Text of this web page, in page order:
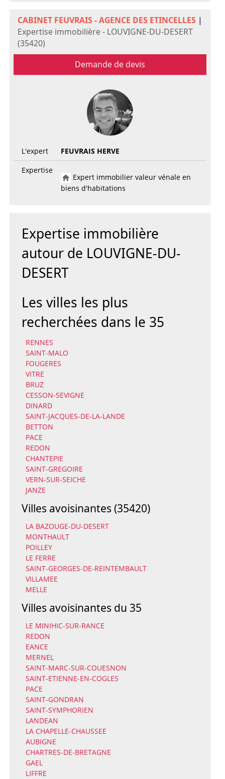
CABINET FEUVRAIS - AGENCE DES ETINCELLES |
Expertise immobilière - LOUVIGNE-DU-DESERT
(35420)
Demande de devis
L'expert
FEUVRAIS HERVE
Expertise
Expert immobilier valeur vénale en
biens d'habitations
Expertise immobilière
autour de LOUVIGNE-DU-
DESERT
Les villes les plus
recherchées dans le 35
RENNES
SAINT-MALO
FOUGERES
VITRE
BRUZ
CESSON-SEVIGNE
DINARD
SAINT-JACQUES-DE-LA-LANDE
BETTON
PACE
REDON
CHANTEPIE
SAINT-GREGOIRE
VERN-SUR-SEICHE
JANZE
Villes avoisinantes (35420)
LA BAZOUGE-DU-DESERT
MONTHAULT
POILLEY
LE FERRE
SAINT-GEORGES-DE-REINTEMBAULT
VILLAMEE
MELLE
Villes avoisinantes du 35
LE MINIHIC-SUR-RANCE
REDON
EANCE
MERNEL
SAINT-MARC-SUR-COUESNON
SAINT-ETIENNE-EN-COGLES
PACE
SAINT-GONDRAN
SAINT-SYMPHORIEN
LANDEAN
LA CHAPELLE-CHAUSSEE
AUBIGNE
CHARTRES-DE-BRETAGNE
GAEL
LIFFRE